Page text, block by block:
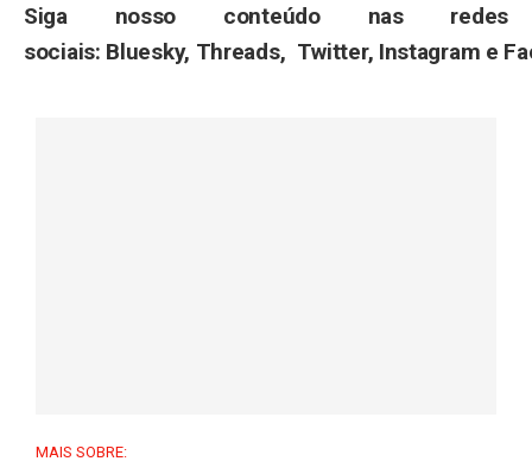
Siga nosso conteúdo nas redes
sociais: Bluesky, Threads, Twitter, Instagram e
MAIS SOBRE: